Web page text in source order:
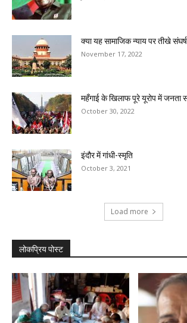
क्या यह सामाजिक न्याय पर तीखे
November 17, 2022
महँगाई के खिलाफ पूरे यूरोप में जनता
October 30, 2022
इंदौर में गांधी-स्मृति
October 3, 2021
Load more
लोकप्रिय पोस्ट